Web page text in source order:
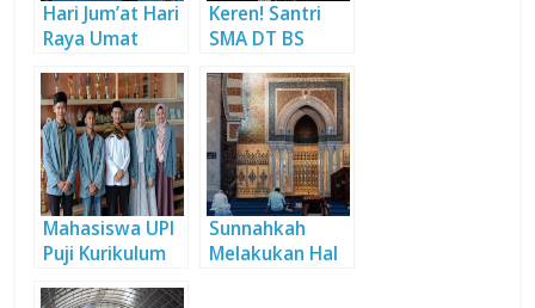
Hari Jum’at Hari
Raya Umat
Keren! Santri
SMA DT BS
Teater Film
Kaligrafi Santri
“Sekumpulan
Puisi di Tangan”
Mahasiswa UPI
Puji Kurikulum
Sunnahkah
Melakukan Hal